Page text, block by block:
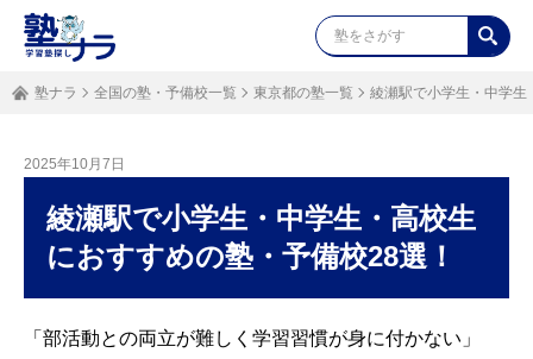
塾ナラ 全国の塾・予備校一覧 東京都の塾一覧 綾瀬駅で小学生・中学
2025年10月7日
綾瀬駅で小学生・中学生・高校生
におすすめの塾・予備校28選！
「部活動との両立が難しく学習習慣が身に付かない」